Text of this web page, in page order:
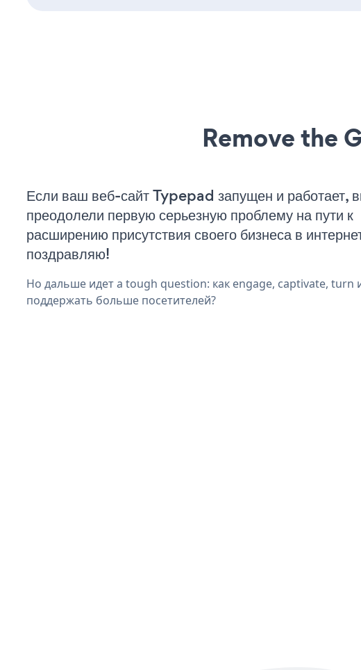
Remove the
Если ваш веб-сайт Typepad запущен и работает,
преодолели первую серьезную проблему на пути к
расширению присутствия своего бизнеса в
поздравляю!
Но дальше идет a tough question: как engage, captivate, turn
поддержать больше посетителей?